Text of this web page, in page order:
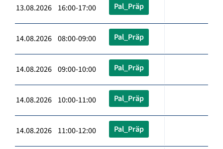
13.08.2026 16:00-17:00 Pal_Präp
14.08.2026 08:00-09:00 Pal_Präp
14.08.2026 09:00-10:00 Pal_Präp
14.08.2026 10:00-11:00 Pal_Präp
14.08.2026 11:00-12:00 Pal_Präp